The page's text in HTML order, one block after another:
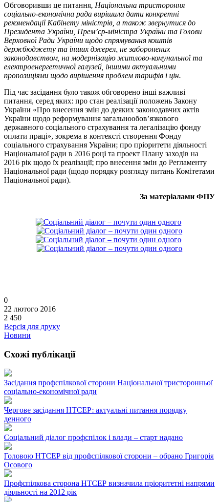
Обговоривши це питання, Національна тристороння
соціально-економічна рада вирішила дати конкретні
рекомендації Кабінету міністрів, а також звернутися до
Президента України, Прем’єр-міністра України та Голови
Верховної Ради України щодо спрямування коштів
держбюджету та інших джерел, не заборонених
законодавством, на модернізацію житлово-комунальної та
електроенергетичної галузей, іншими актуальними
пропозиціями щодо вирішення проблем тарифів і цін.
Під час засідання було також обговорено інші важливі
питання, серед яких: про стан реалізації положень Закону
України «Про внесення змін до деяких законодавчих актів
України щодо реформування загальнообов’язкового
державного соціального страхування та легалізацію фонду
оплати праці», зокрема в контексті створення Фонду
соціального страхування України; про пріоритети діяльності
Національної ради в 2016 році та проект Плану заходів на
2016 рік щодо їх реалізації; про внесення змін до Регламенту
Національної ради (щодо порядку розгляду питань Комітетами
Національної ради).
За матеріалами ФПУ
0
22 лютого 2016
2 450
Версія для друку
Новини
Схожі публікації
Засідання профспілкової сторони Національної тристоронньої
соціально-економічної ради
Чергове засідання НТСЕР: актуальні питання порядку
денного
Соціальний діалог профспілок і влади – старт надано
Головою НТСЕР від профспілкової сторони – обрано Григорія
Осового
Профспілкова сторона НТСЕР визначила пріоритетні напрями
діяльності на 2012 рік